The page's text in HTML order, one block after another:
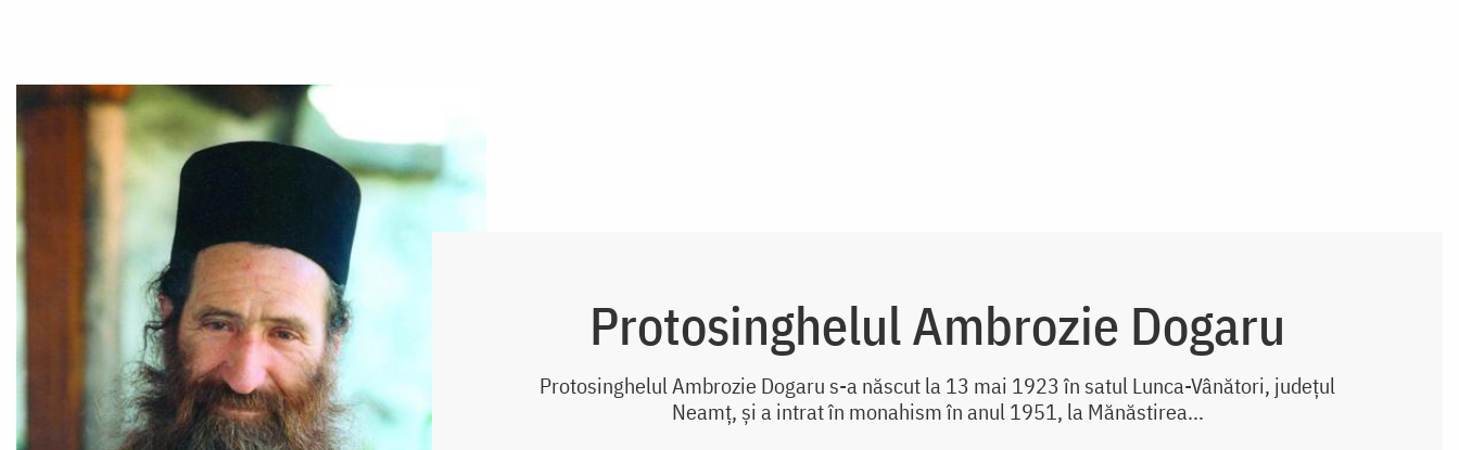
Protosinghelul Ambrozie Dogaru
Protosinghelul Ambrozie Dogaru s-a născut la 13 mai 1923 în satul Lunca-Vânători, județul
Neamț, și a intrat în monahism în anul 1951, la Mănăstirea...